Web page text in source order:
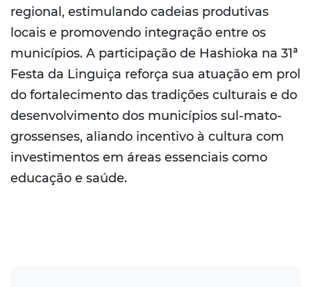
regional, estimulando cadeias produtivas
locais e promovendo integração entre os
municípios. A participação de Hashioka na 31ª
Festa da Linguiça reforça sua atuação em prol
do fortalecimento das tradições culturais e do
desenvolvimento dos municípios sul-mato-
grossenses, aliando incentivo à cultura com
investimentos em áreas essenciais como
educação e saúde.